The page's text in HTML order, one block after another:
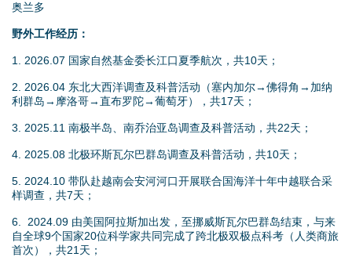
奥兰多
野外工作经历：
1. 2026.07 国家自然基金委长江口夏季航次，共10天；
2. 2026.04 东北大西洋调查及科普活动（塞内加尔→佛得角→加纳
利群岛→摩洛哥→直布罗陀→葡萄牙），共17天；
3. 2025.11 南极半岛、南乔治亚岛调查及科普活动，共22天；
4. 2025.08 北极环斯瓦尔巴群岛调查及科普活动，共10天；
5. 2024.10 带队赴越南会安河河口开展联合国海洋十年中越联合采
样调查，共7天；
6. 2024.09 由美国阿拉斯加出发，至挪威斯瓦尔巴群岛结束，与来
自全球9个国家20位科学家共同完成了跨北极双极点科考（人类商旅
首次），共21天；